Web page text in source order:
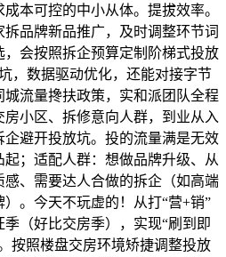
本可控的中小从体。提拔效率。
品牌新品推广，及时调整环节词
会按照拆企预算定制阶梯式投放
，数据驱动优化，还能对接字节
流量搀扶政策，实和派团队全程
小区、拆修意向人群，到业从入
避开投放坑。投的流量满是无效
；适配人群：想做品牌升级、从
、需要达人合做的拆企（如高端
。今天不玩虚的！从打“营+销”
（好比交房季），实现“刷到即
按照楼盘交房环境矫捷调整投放